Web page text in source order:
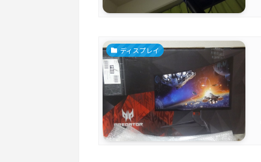
ディスプレイ